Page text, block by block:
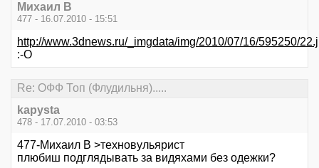
Михаил В
477 - 16.07.2010 - 15:51
http://www.3dnews.ru/_imgdata/img/2010/07/16/595250/
:-O
Re: ОФФ Топ (Флудильня).....
kapysta
478 - 17.07.2010 - 03:53
477-Михаил В >техновульярист
плюбиш подглядывать за видяхами без одежки?